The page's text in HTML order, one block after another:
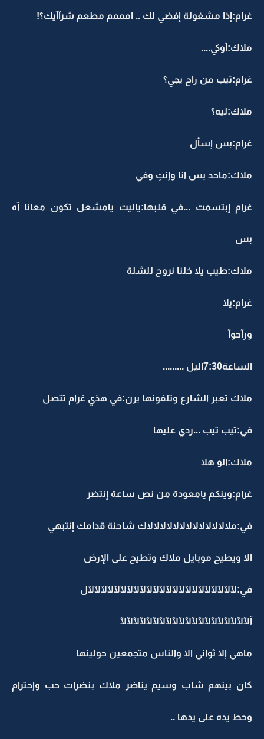
غرام:إذا مشغولة إفضي لك .. امممم مطعم شرآآيك؟!
ملاك:أوكي....
غرام:تيب من راح يجي؟
ملاك:ليه؟
غرام:بس إسأل
ملاك:ماحد بس انا وإنتِ وفي
غرام إبتسمت ...في قلبها:ياليت يامشعل تكون معانا آه
بس
ملاك:طيب يلا خلنا نروح للشلة
غرام:يلا
ورآحوآ
الساعة7:30اليل .........
ملاك تعبر الشارع وتلفونها يرن:في هذي غرام تتصل
في:تيب تيب ...ردي عليها
ملاك:الو هلا
غرام:وينكم يامعودة من نص ساعة إنتضر
في:ملالالالالالالالالالالالالاك شاحنة قدامك إنتبهي
الا ويطيح موبايل ملاك وتطيح على الإرض
في:لآلآلآلآلآلآلآلآلآلآلآلآلآلآلآلآلآلآلآلآلآلآلآل
آلآلآلآلآلآلآلآلآلآلآلآلآلآلآلآلآلآلآلآلآ
ماهي إلا ثواني الا والناس متجمعين حولينها
كان بينهم شاب وسيم يناضر ملاك بنضرات حب وإحترام
وحط يده على يدها ..